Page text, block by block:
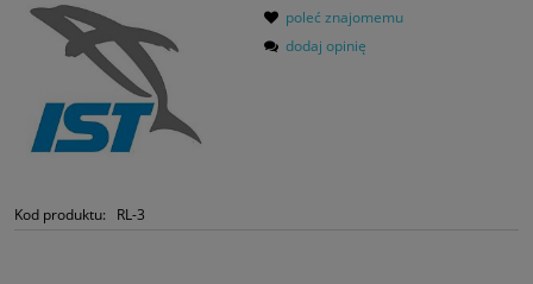
Kod produktu: RL-3
poleć znajomemu
dodaj opinię